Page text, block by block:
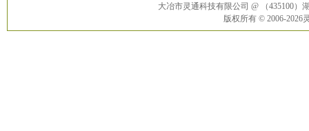
大冶市灵通科技有限公司 @ （435100
版权所有 © 2006-2026